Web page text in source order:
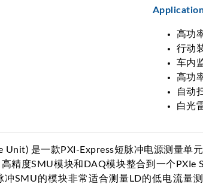
高功
行动
车内
高功
自动
白光
是一款PXI-Express短脉冲电源测量单
精度SMU模块和DAQ模块整合到一个
SMU的模块非常适合测量LD的低电流量